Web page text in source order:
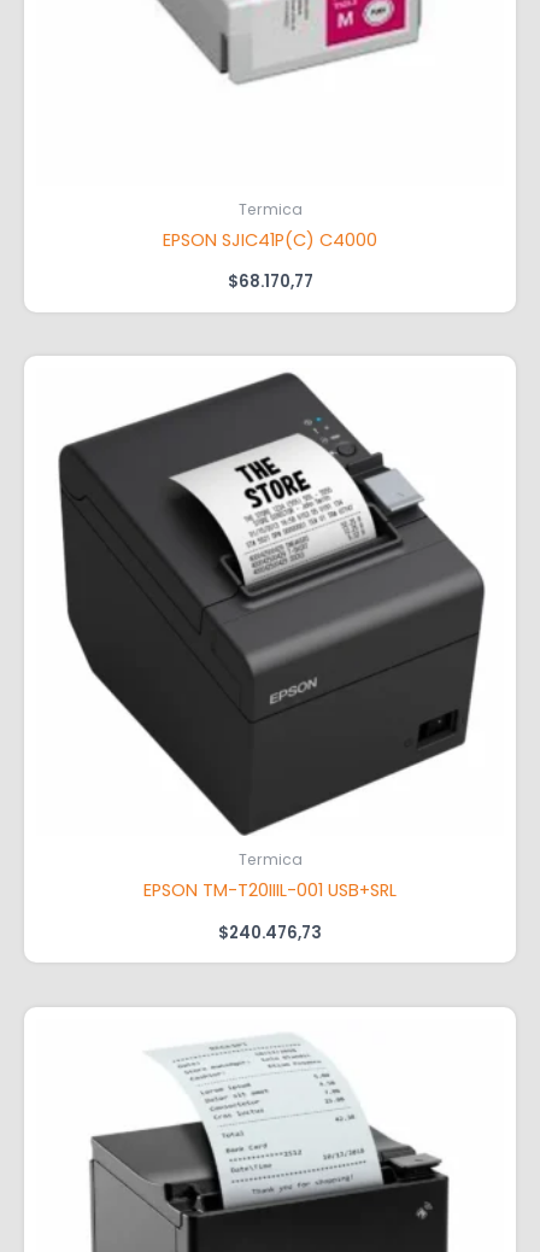
Termica
EPSON SJIC41P(C) C4000
$68.170,77
Termica
EPSON TM-T20IIIL-001 USB+SRL
$240.476,73